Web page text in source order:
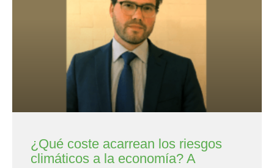
¿Qué coste acarrean los riesgos
climáticos a la economía? A